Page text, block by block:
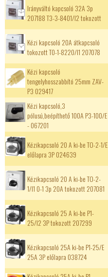
Irányváltó kapcsoló 32A 3p
207188 T3-3-8401/I2 tokozott
Kézi kapcsoló 20A átkapcsoló
tokozott T0-1-8220/I1 207078
Kézi kapcsoló
tengelyhosszabbító 25mm ZAV-
P3 029417
Kézi kapcsoló,3
pólusú,beépíthető 100A P3-100/E
- 067201
Kézikapcsoló 20 A ki-be TO-2-1/E
előlapra 3P 024639
Kézikapcsoló 20 A ki-be TO-2-
1/I1 0-1 3p 20A tokozott 207081
Kézikapcsoló 25 A ki-be P1-
25/I2 3P tokozott 207299
Kézikapcsoló 25A ki-be P1-25/E
25A 3P előlapra 038724